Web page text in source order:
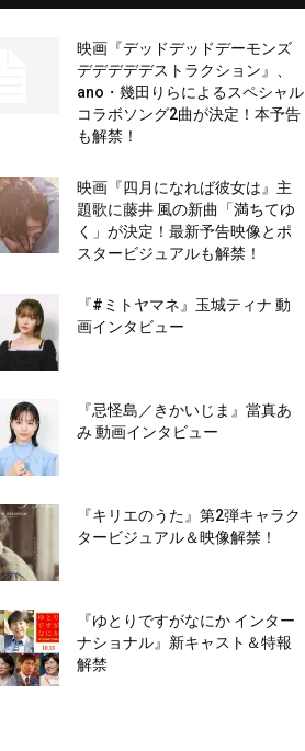
映画『デッドデッドデーモンズ
デデデデデストラクション』、
ano・幾田りらによるスペシャル
コラボソング2曲が決定！本予告
も解禁！
映画『四月になれば彼女は』主
題歌に藤井 風の新曲「満ちてゆ
く」が決定！最新予告映像とポ
スタービジュアルも解禁！
『#ミトヤマネ』玉城ティナ 動
画インタビュー
『忌怪島／きかいじま』當真あ
み 動画インタビュー
『キリエのうた』第2弾キャラク
タービジュアル＆映像解禁！
『ゆとりですがなにか インター
ナショナル』新キャスト＆特報
解禁